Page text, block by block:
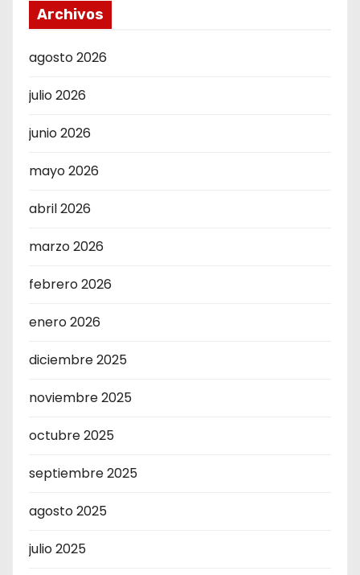
Archivos
agosto 2026
julio 2026
junio 2026
mayo 2026
abril 2026
marzo 2026
febrero 2026
enero 2026
diciembre 2025
noviembre 2025
octubre 2025
septiembre 2025
agosto 2025
julio 2025